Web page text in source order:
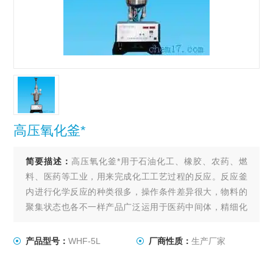
高压氧化釜*
简要描述： 高压氧化釜*用于石油化工、橡胶、农药、燃
料、医药等工业，用来完成化工工艺过程的反应。反应釜
内进行化学反应的种类很多，操作条件差异很大，物料的
聚集状态也各不一样产品广泛运用于医药中间体，精细化
和表面活性剂，聚合体，有机化学，石油化工，树脂，催
产品型号：WHF-5L 厂商性质： 生产厂家